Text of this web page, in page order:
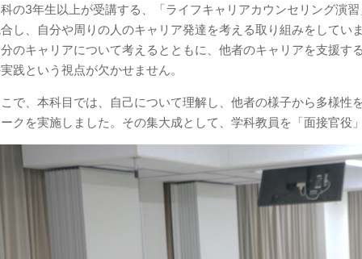
の3年生以上が受講する、「ライフキャリアカウンセリング演
し、自分や周りの人のキャリア発達を考える取り組みをしてい
のキャリアについて考えるとともに、他者のキャリアを支援す
践という視点が欠かせません。
で、本科目では、自己について理解し、他者の様子から多様性
クを実施しました。その集大成として、学科教員を「面接官役